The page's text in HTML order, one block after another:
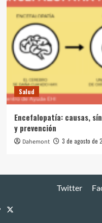
Salud
Encefalopatía: causas,
y prevención
Dahemont 3 de agosto de
Twitter
Twitter